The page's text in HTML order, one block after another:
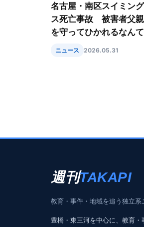
名古屋・南区スイミン
ス死亡事故 被害者父
を守ってひかれるなん
ニュース 2026.05.31
週刊TAKAPI
教育・事件・地域を追う独立系
豊橋・東三河を中心に、教育・